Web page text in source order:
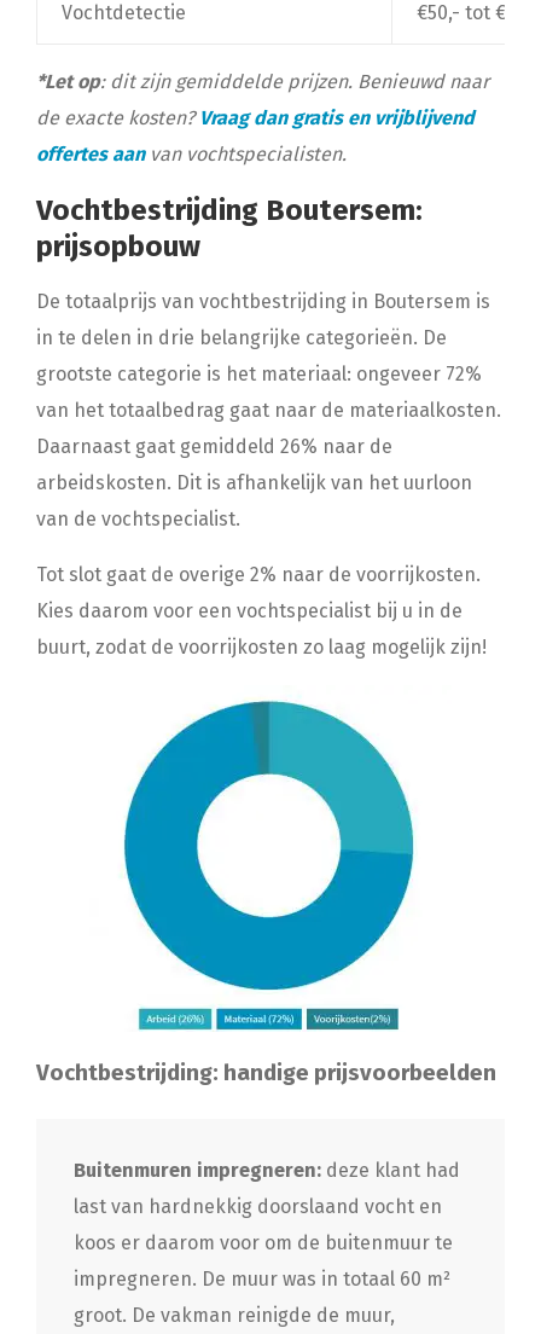
Vochtdetectie €50,- tot
*Let op: dit zijn gemiddelde prijzen. Benieuwd naar
de exacte kosten? Vraag dan gratis en vrijblijvend
offertes aanvan vochtspecialisten.
Vochtbestrijding Boutersem:
prijsopbouw
De totaalprijs van vochtbestrijding in Boutersem is
in te delen in drie belangrijke categorieën. De
grootste categorie is het materiaal: ongeveer 72%
van het totaalbedrag gaat naar de materiaalkosten.
Daarnaast gaat gemiddeld 26% naar de
arbeidskosten. Dit is afhankelijk van het uurloon
van de vochtspecialist.
Tot slot gaat de overige 2% naar de voorrijkosten.
Kies daarom voor een vochtspecialist bij u in de
buurt, zodat de voorrijkosten zo laag mogelijk zijn!
Vochtbestrijding: handige prijsvoorbeelden
Buitenmuren impregneren: deze klant had
last van hardnekkig doorslaand vocht en
koos er daarom voor om de buitenmuur te
impregneren. De muur was in totaal 60 m²
groot. De vakman reinigde de muur,